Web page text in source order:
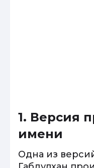
1. Версия
имени
Одна из